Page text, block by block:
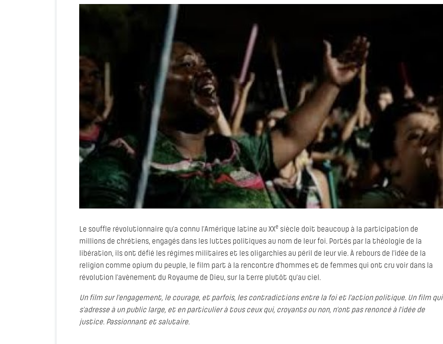
Le souffle révolutionnaire qu’a connu l’Amérique latine au XXe siècle doit beaucoup à la participation de
millions de chrétiens, engagés dans les luttes politiques au nom de leur foi. Portés par la théologie de la
libération, ils ont défié les régimes militaires et les oligarchies au péril de leur vie. À rebours de l’idée de la
religion comme opium du peuple, le film part à la rencontre d’hommes et de femmes qui ont cru voir dans la
révolution l’avènement du Royaume de Dieu, sur la terre plutôt qu’au ciel.
Un film sur l’engagement, le courage, et parfois, les contradictions entre la foi et l’action politique. Un film qui
s’adresse à un public large, et en particulier à tous ceux qui, croyants ou non, n’ont pas renoncé à l’idée de
justice. Passionnant et salutaire.